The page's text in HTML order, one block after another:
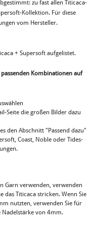
zu fast allen Titicaca-
Kollektion. Für diese
vom Hersteller.
+ Supersoft aufgelistet.
Kombinationen auf
Seite die großen Bilder dazu
den Abschnitt "Passend dazu"
Coast, Noble oder Tides-
Garn verwenden, verwenden
das Titicaca stricken. Wenn Sie
nutzten, verwenden Sie für
Nadelstärke von 4mm.